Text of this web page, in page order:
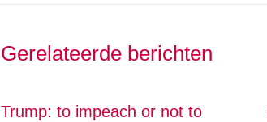
Gerelateerde berichten
Trump: to impeach or not to